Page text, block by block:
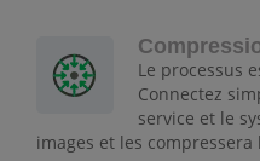
Le processus
Connectez
service et le
images et les compressera